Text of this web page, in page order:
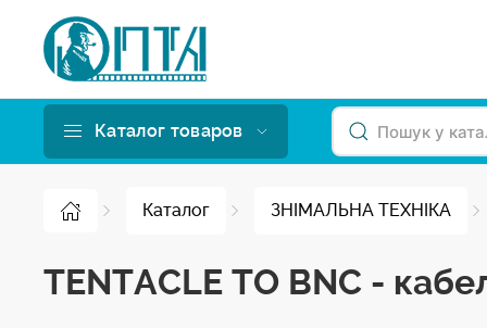
Каталог товаров
Каталог ЗНІМАЛЬНА ТЕХНІКА
TENTACLE TO BNC -